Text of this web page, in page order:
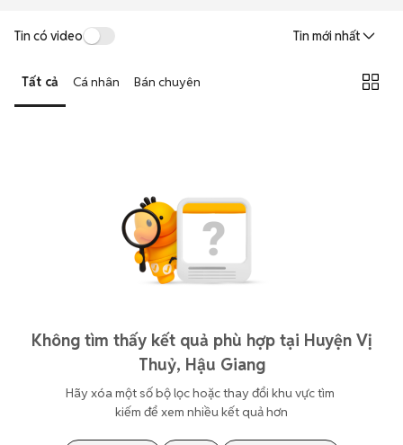
Tin có video Tin mới nhất
Tất cả Cá nhân Bán chuyên
Không tìm thấy kết quả phù hợp tại Huyện Vị
Thuỷ, Hậu Giang
Hãy xóa một số bộ lọc hoặc thay đổi khu vực tìm
kiếm để xem nhiều kết quả hơn